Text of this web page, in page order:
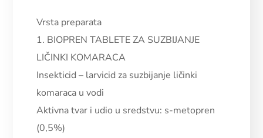
Vrsta preparata
1. BIOPREN TABLETE ZA SUZBIJANJE
LIČINKI KOMARACA
Insekticid – larvicid za suzbijanje ličinki
komaraca u vodi
Aktivna tvar i udio u sredstvu: s-metopren
(0,5%)